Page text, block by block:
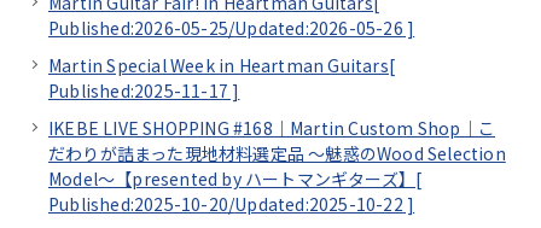
Published:2026-05-25/Updated:2026-05-26 ]
Martin Special Week in Heartman Guitars[
Published:2025-11-17 ]
IKEBE LIVE SHOPPING #168｜Martin Custom Shop｜こ
だわりが詰まった現地材料選定品 ～魅惑のWood Selection
Model～【presented by ハートマンギターズ】[
Published:2025-10-20/Updated:2025-10-22 ]